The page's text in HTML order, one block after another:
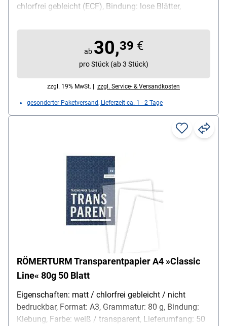
chlorfrei gebleicht (ECF), Bindung: lose Blätter,
besonders gut geeignet ist es für den Bereich des
technischen Zeichnens, Inhalt pro Block: 250 Blatt
ab 30,39 €
pro Stück (ab 3 Stück)
zzgl. 19% MwSt. | zzgl. Service- & Versandkosten
gesonderter Paketversand, Lieferzeit ca. 1 - 2 Tage
RÖMERTURM Transparentpapier A4 »Classic
Line« 80g 50 Blatt
Eigenschaften: matt / chlorfrei gebleicht / nicht
bedruckbar, Format: A3, Grammatur: 80 g, Bindung:
Klebung, Farbe: weiß / transparent, Lieferumfang: 50